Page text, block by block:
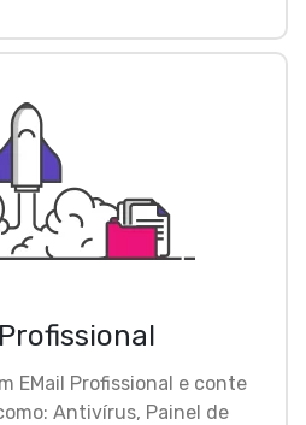
EMail Profissional e conte
Antivírus, Painel de